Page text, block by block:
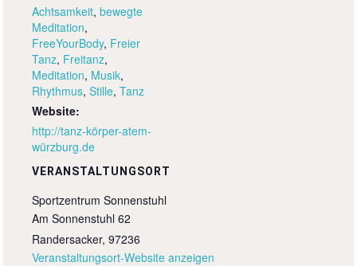
Achtsamkeit, bewegte
Meditation,
FreeYourBody, Freier
Tanz, Freitanz,
Meditation, Musik,
Rhythmus, Stille, Tanz
Website:
http://tanz-körper-atem-
würzburg.de
VERANSTALTUNGSORT
Sportzentrum Sonnenstuhl
Am Sonnenstuhl 62
Randersacker, 97236
Veranstaltungsort-Website anzeigen